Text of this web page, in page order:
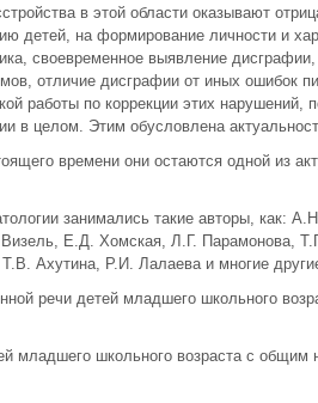
в этой области оказывают
детей, на формирование личности и
своевременное выявление дисграфии,
отличие дисграфии от иных ошибок
работы по коррекции этих нарушений,
в целом. Этим обусловлена
времени они остаются одной из
занимались такие авторы, как:
Е.Д. Хомская, Л.Г. Парамонова,
Ахутина, Р.И. Лалаева и многие
речи детей младшего школьного
младшего школьного возраста с общим